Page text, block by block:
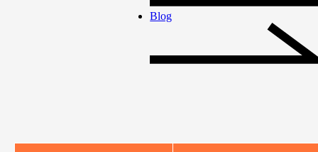
Blog
摯に向き合い、成
メンバーインタビュー